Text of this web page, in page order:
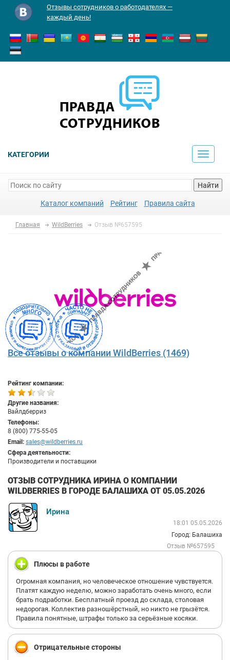
Отзывы сотрудников о работодателях —
каждый день!
КАТЕГОРИИ
Toggle
Найти
Каталог компаний Рейтинг Правила сайта
Главная WildBerries Отзыв №657595
Все отзывы о компании WildBerries (1469)
Рейтинг компании:
Другие названия:
Вайлдберриз
Телефоны:
8 (800) 775-55-05
Email: sales@wildberries.ru
Сфера деятельности:
Производители и поставщики
ОТЗЫВ СОТРУДНИКА ИРИНА О КОМПАНИИ
WILDBERRIES В ГОРОДЕ БАЛАШИХА ОТ 05.05.2026
Ирина
18:01 05.05.2026
Город: Балашиха
Отзыв №657595
Плюсы в работе
Огромная компания, но человеческое отношение чувствуется.
Платят каждую неделю, можно заработать очень много, если
брать подработки. Бесплатный проезд до склада, столовая
недорогая. Коллектив разношёрстный, но никто не грызётся.
Правила понятные, штрафы только за серьёзные косяки.
Отрицательные стороны